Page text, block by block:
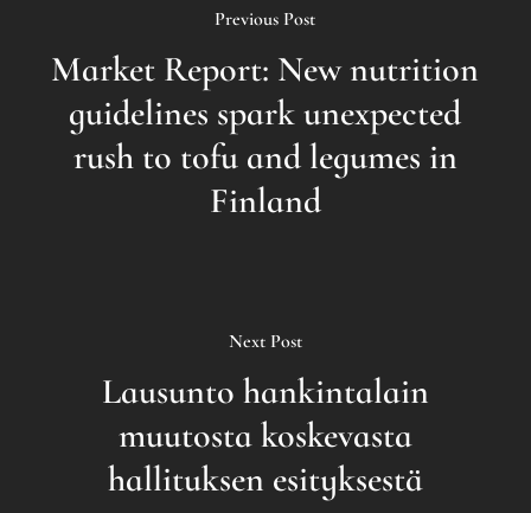
Previous Post
Market Report: New nutrition
guidelines spark unexpected
rush to tofu and legumes in
Finland
Next Post
Lausunto hankintalain
muutosta koskevasta
hallituksen esityksestä